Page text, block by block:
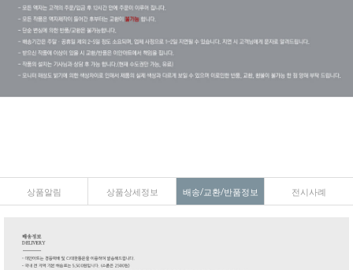
상품알림 상품상세정보 배송/교환/반품정보 전시사례